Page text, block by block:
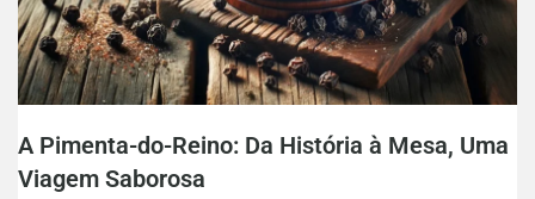
A Pimenta-do-Reino: Da História à Mesa, Uma
Viagem Saborosa